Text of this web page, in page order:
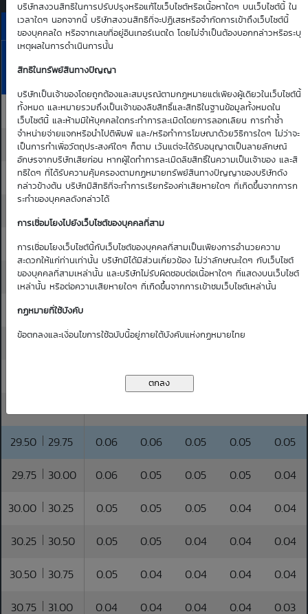
บริษัทสงวนสิทธิในการปรับปรุงหรือแก้ไขเว็บไซต์หรือเนื้อหาใดๆ บนเว็บไซต์นี้ ใน
เวลาใดๆ นอกจากนี้ บริษัทสงวนสิทธิที่จะปฏิเสธหรือจำกัดการเข้าถึงเว็บไซต์นี้
ของบุคคลใด หรือจากเลขที่อยู่อินเทอร์เนตใด โดยไม่จำเป็นต้องบอกกล่าวหรือระบุ
เหตุผลในการดำเนินการนั้น
สิทธิในทรัพย์สินทางปัญญา
บริษัทเป็นเจ้าของโดยถูกต้องและสมบูรณ์ตามกฏหมายแต่เพียงผู้เดียวในเว็บไซต์นี้
ทั้งหมด และหมายรวมถึงเป็นเจ้าของลิขสิทธิ์และสิทธิในฐานข้อมูลทั้งหมดใน
เว็บไซต์นี้ และห้ามมิให้บุคคลใดกระทำการละเมิดโดยการลอกเลียน การทำซ้ำ
จำหน่ายจ่ายแจกหรือนำไปตีพิมพ์ และ/หรือทำการโฆษณาด้วยวิธีการใดๆ ไม่ว่าจะ
เป็นการทำเพื่อวัตถุประสงค์ใดๆ ก็ตาม เว้นแต่จะได้รับอนุญาตเป็นลายลักษณ์
อักษรจากบริษัทเสียก่อน หากผู้ใดทำการละเมิดลิขสิทธิ์ในความเป็นเจ้าของ และสิ
ทธิใดๆ ที่ได้รับความคุ้มครองตามกฏหมายทรัพย์สินทางปัญญาของบริษัทดัง
กล่าวข้างต้น บริษัทมีสิทธิที่จะทำการเรียกร้องค่าเสียหายใดๆ ที่เกิดขึ้นจากการก
ระทำของบุคคลดังกล่าวได้
การเชื่อมโยงไปยังเว็บไซต์ของบุคคลที่สาม
การเชื่อมโยงเว็บไซต์นี้กับเว็บไซต์ของบุคคลที่สามเป็นเพียงการอำนวยความ
สะดวกให้แก่ท่านเท่านั้น บริษัทมิได้มีส่วนเกี่ยวข้อง ไม่ว่าลักษณะใดๆ กับเว็บไซต์
ของบุคคลที่สามเหล่านั้น และบริษัทไม่รับผิดชอบต่อเนื้อหาใดๆ ที่แสดงบนเว็บไซต์
เหล่านั้น หรือต่อความเสียหายใดๆ ที่เกิดขึ้นจากการเข้าชมเว็บไซต์เหล่านั้น
กฏหมายที่ใช้บังคับ
ข้อตกลงและเงื่อนไขการใช้ฉบับนี้อยู่ภายใต้บังคับแห่งกฏหมายไทย
ราคาเสนอซื้อคืนเบื้องต้นของ AMATA01P2610A
Bid | Offer
10
Aug
26
27.00 27.25 0.10 0.10 0.09 0.09 0.09
27.25 27.50 0.10 0.09 0.09 0.08 0.08
27.50 27.75 0.09 0.09 0.08 0.08 0.08
28.00 28.25 0.08 0.08 0.07 0.07 0.07
28.25 28.50 0.08 0.07 0.07 0.07 0.06
28.50 28.75
28.75 29.00 0.07 0.07 0.06 0.06
0.06 0.06
29.50 29.75 0.06 0.06 0.05 0.05 0.05
29.75 30.00 0.06 0.05 0.05 0.05 0.04
30.00 30.25 0.05 0.05 0.05 0.04 0.04
30.25 30.50 0.05 0.05 0.04 0.04 0.04
30.50 30.75 0.05 0.04 0.04 0.04 0.04
30.75 31.00 0.04 0.04 0.04 0.04 0.03